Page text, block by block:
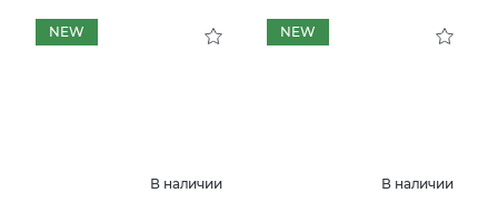
NEW
В наличии
NEW
В наличии